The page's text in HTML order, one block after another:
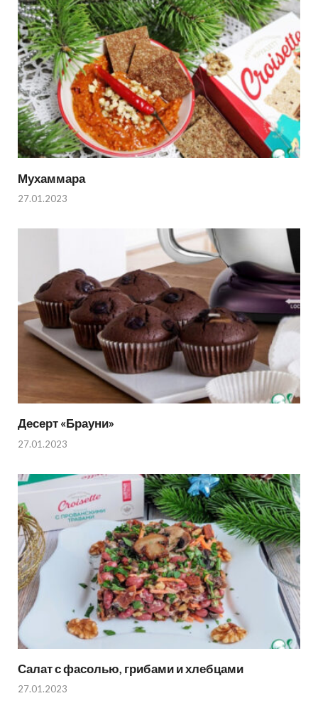
Мухаммара
27.01.2023
Десерт «Брауни»
27.01.2023
Салат с фасолью, грибами и хлебцами
27.01.2023